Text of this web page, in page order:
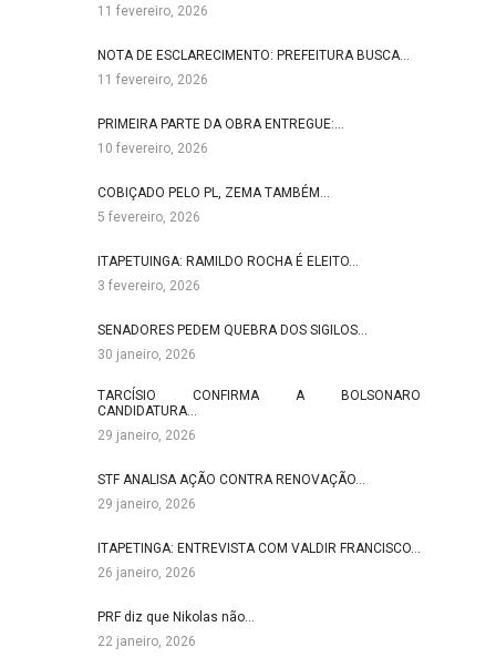
11 fevereiro, 2026
NOTA DE ESCLARECIMENTO: PREFEITURA BUSCA…
11 fevereiro, 2026
PRIMEIRA PARTE DA OBRA ENTREGUE:…
10 fevereiro, 2026
COBIÇADO PELO PL, ZEMA TAMBÉM…
5 fevereiro, 2026
ITAPETUINGA: RAMILDO ROCHA É ELEITO…
3 fevereiro, 2026
SENADORES PEDEM QUEBRA DOS SIGILOS…
30 janeiro, 2026
TARCÍSIO CONFIRMA A BOLSONARO
CANDIDATURA…
29 janeiro, 2026
STF ANALISA AÇÃO CONTRA RENOVAÇÃO…
29 janeiro, 2026
ITAPETINGA: ENTREVISTA COM VALDIR FRANCISCO…
26 janeiro, 2026
PRF diz que Nikolas não…
22 janeiro, 2026